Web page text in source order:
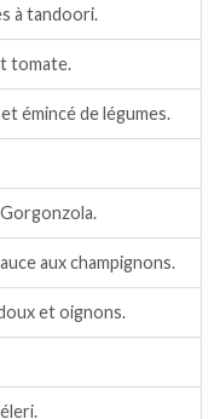
à tandoori.
tomate.
émincé de légumes.
aux champignons.
et oignons.